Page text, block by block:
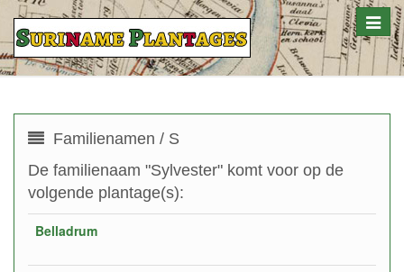
Toggle
Familienamen / S
De familienaam "Sylvester" komt voor op de
volgende plantage(s):
Belladrum